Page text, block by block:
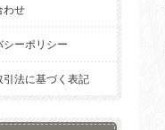
わせ
シーポリシー
引法に基づく表記